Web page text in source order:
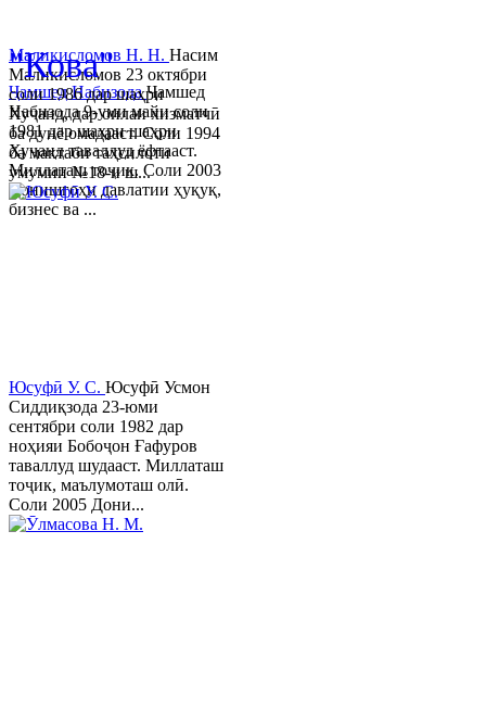
Ҷамшед НабизодаҶамшед
Набизода 9-уми майи соли
1981 дар шаҳри шаҳри
Хуҷанд таваллуд ёфтааст.
Миллаташ тоҷик. Соли 2003
Донишгоҳи давлатии ҳуқуқ,
бизнес ва ...
Маликисломов Н. Н. Насим
Маликисломов 23 октябри
соли 1986 дар шаҳри
Хуҷанд, дар оилаи хизматчӣ
ба дунё омадааст. Соли 1994
ба мактаби таҳсилоти
умумии №18-и ш...
Юсуфӣ У. C. Юсуфӣ Усмон
Сиддиқзода 23-юми
сентябри соли 1982 дар
ноҳияи Бобоҷон Ғафуров
таваллуд шудааст. Миллаташ
тоҷик, маълумоташ олӣ.
Соли 2005 Дони...
"Кова"